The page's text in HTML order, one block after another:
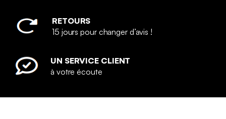
RETOURS
15 jours pour changer d’avis !
UN SERVICE CLIENT
à votre écoute